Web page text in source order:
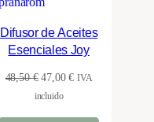
Difusor de Aceites
Esenciales Joy
48,50€ El
precio
47,00€ElIVA
incluido